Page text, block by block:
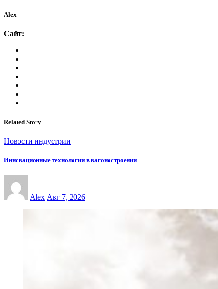
Alex
Сайт:
Related Story
Новости индустрии
Инновационные технологии в вагоностроении
Alex Авг 7, 2026